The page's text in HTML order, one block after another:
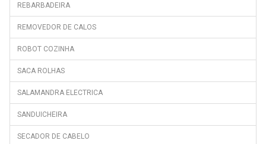
GNE25800S
GNE35700PX
GNE35700S
GNE35730X
GNE45700PX
GNE60500X
REBARBADEIRA
REMOVEDOR DE CALOS
ROBOT COZINHA
SACA ROLHAS
SALAMANDRA ELECTRICA
SANDUICHEIRA
SECADOR DE CABELO